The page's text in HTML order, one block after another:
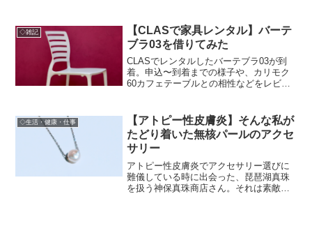
い、絶妙なストンシルエットで長め。理
想の品がここに。
◇雑記
【CLASで家具レンタル】バーテ
ブラ03を借りてみた
CLASでレンタルしたバーテブラ03が到
着。申込〜到着までの様子や、カリモク
60カフェテーブルとの相性などをレビュ
◇生活・健康・仕事
【アトピー性皮膚炎】そんな私が
たどり着いた無核パールのアクセ
サリー
アトピー性皮膚炎でアクセサリー選びに
難儀している時に出会った、琵琶湖真珠
を扱う神保真珠商店さん。それは素敵で